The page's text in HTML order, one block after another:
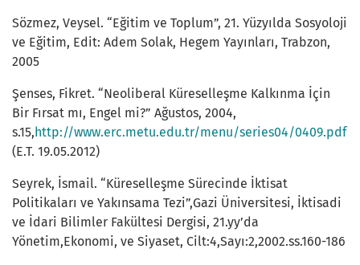
Sözmez, Veysel. “Eğitim ve Toplum”, 21. Yüzyılda Sosyoloji
ve Eğitim, Edit: Adem Solak, Hegem Yayınları, Trabzon,
2005
Şenses, Fikret. “Neoliberal Küreselleşme Kalkınma İçin
Bir Fırsat mı, Engel mi?” Ağustos, 2004,
s.15, http://www.erc.metu.edu.tr/menu/series04/0409.pdf
(E.T. 19.05.2012)
Seyrek, İsmail. “Küreselleşme Sürecinde İktisat
Politikaları ve Yakınsama Tezi”,Gazi Üniversitesi, İktisadi
ve İdari Bilimler Fakültesi Dergisi, 21.yy’da
Yönetim,Ekonomi, ve Siyaset, Cilt:4,Sayı:2,2002.ss.160-186